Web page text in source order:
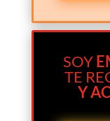
SOY
TE
Y